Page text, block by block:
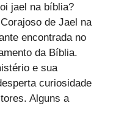
jael na bíblia?
de Jael na
encontrada no
da Bíblia.
e sua
curiosidade
Alguns a